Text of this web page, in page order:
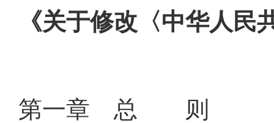
《关于修改〈中华人
第一章 总 则